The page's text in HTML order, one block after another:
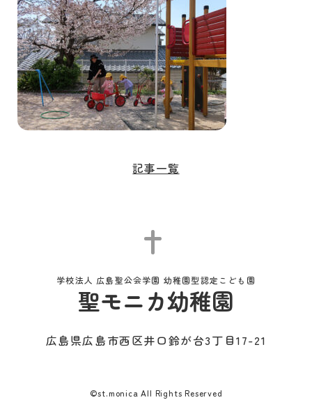
記事一覧
学校法人 広島聖公会学園 幼稚園型認定こども園
聖モニカ幼稚園
広島県広島市西区井口鈴が台3丁目17-21
©st.monica All Rights Reserved